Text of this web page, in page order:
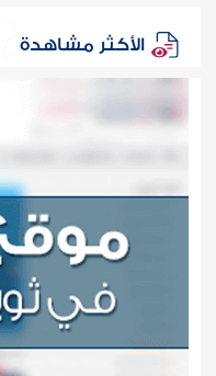
الأكثر مشاهدة